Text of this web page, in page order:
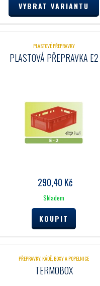
VYBRAT VARIANTU
PLASTOVÉ PŘEPRAVKY
PLASTOVÁ PŘEPRAVKA E2
290,40 Kč
Skladem
PŘEPRAVKY, KÁDĚ, BOXY A POPELNICE
TERMOBOX